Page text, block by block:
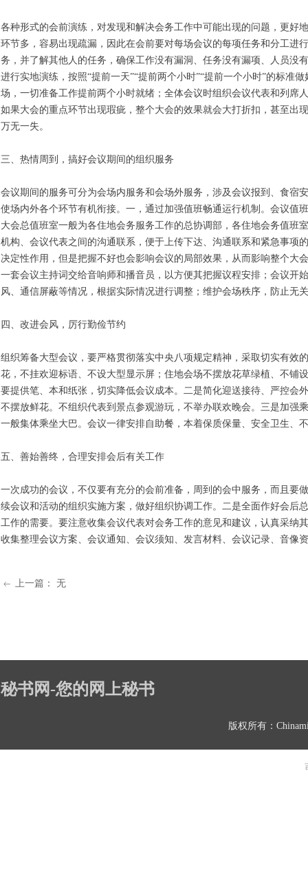
各种形式的会前演练，对发现和解决会务工作中可能出现的问题，更好
环节多，容易出现疏漏，因此在会前要对每场会议的每项任务和分工进
务，并了解其他人的任务，确保工作没有漏洞、任务没有漏项、人员没
进行实地演练，按照“提前一天”“提前两个小时”“提前一个小时”的标
场，一切准备工作提前两个小时就绪；全体会议时组织会议代表和列席
如果大会的重点环节出现瑕疵，整个大会的效果就会大打折扣，甚至出
万无一失。
三、热情周到，搞好会议期间的组织服务
会议期间的服务可分为会场内服务和会场外服务，涉及会议报到、食宿
使场内外各个环节有机衔接。一，通过加强值班畅通运行机制。会议值
大会总值班室一般为各住地会务服务工作的总协调部，各住地会务值
机构、会议代表之间的沟通联系，便于上传下达、沟通联系和紧急事项
决定性作用，但是把握不好也会影响会议的局部效果，从而影响整个大
一套会议主持词交给音响师和播音员，以方便其把握议程安排；会议开
风、通信屏蔽等情况，根据实际情况进行调整；维护会场秩序，防止无
四、改进会风，厉行勤俭节约
组织筹备大型会议，要严格贯彻落实中央八项规定精神，采取切实有效
花，不挂欢迎标语、不设大型显示屏；住地会场不摆放花草绿植、不铺
要提供笔、本和纸张，切实降低会议成本。二是简化迎送接待、严控会
不摆放鲜花。不组织代表到景点参观游玩，不举办联欢晚会。三是加强
一般集体乘坐大巴。会议一律安排自助餐，本着保质保量、安全卫生、
五、善始善终，合理安排会后有关工作
一次成功的会议，不仅要有充分的会前准备，周到的会中服务，而且要
续会议和活动的组织实施方案，做好组织协调工作。二是全面作好会后
工作的需要。要注意收集会议代表对会务工作的意见和建议，认真采纳
收集整理会议方案、会议通知、会议须知、发言材料、会议记录、音像
ꂃ 上一篇： 无
版权所有：
秘书网-您的网上秘书